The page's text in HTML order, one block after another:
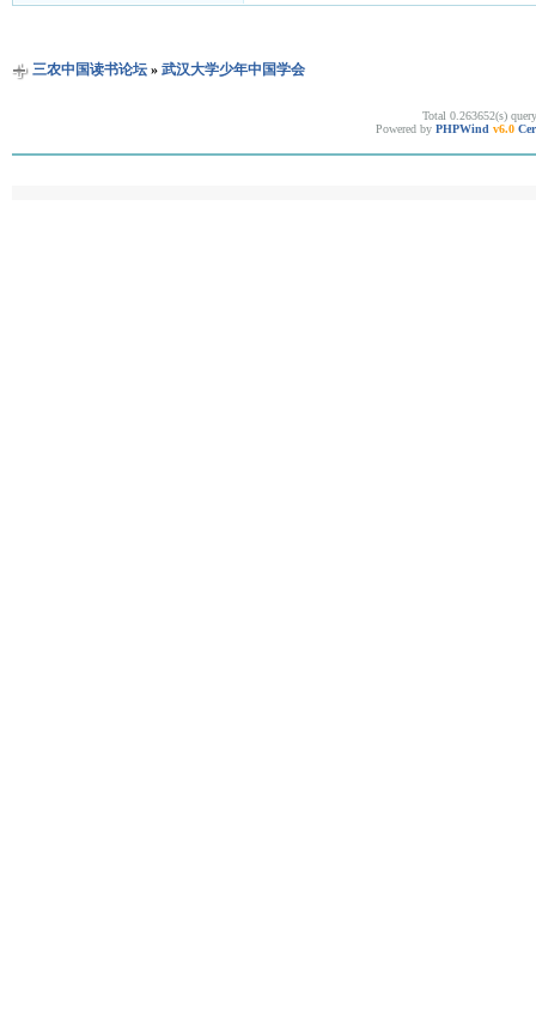
三农中国读书论坛» 武汉大学少年中国学会
Total 0.263652(s)
Powered by PHPWind v6.0